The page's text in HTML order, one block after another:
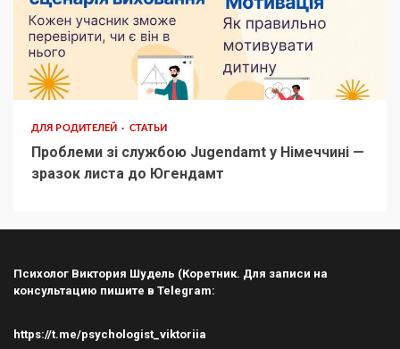
ДЛЯ РОДИТЕЛЕЙ СТАТЬИ
Проблеми зі службою Jugendamt у Німеччині —
зразок листа до Югендамт
Психолог Виктория Шудель (Коретник. Для записи на
консультацию пишите в Telegram:
https://t.me/psychologist_viktoriia